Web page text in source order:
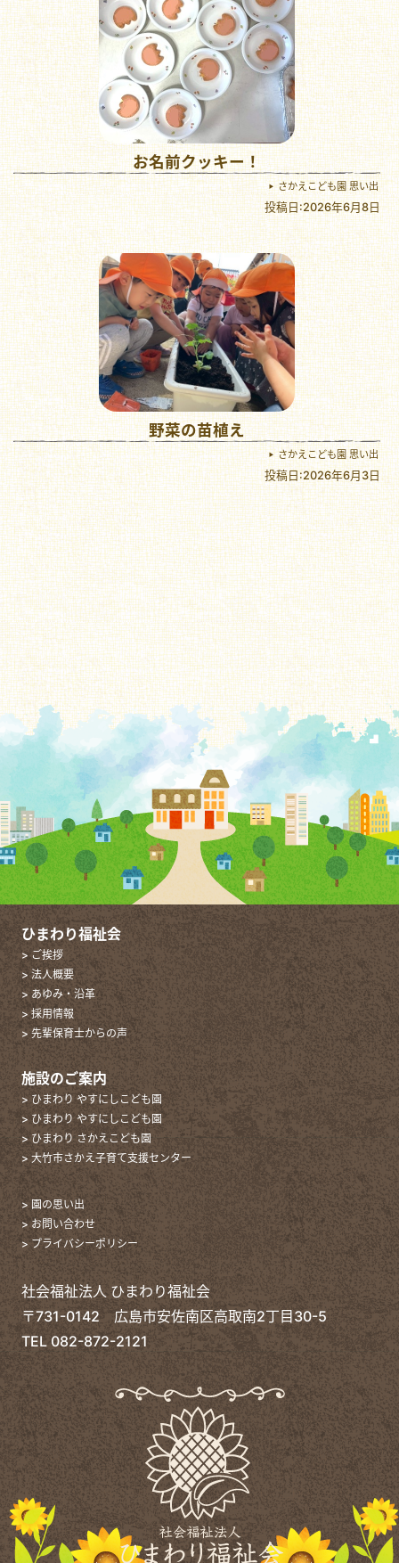
お名前クッキー！
さかえこども園 思い出
投稿日:2026年6月8日
野菜の苗植え
さかえこども園 思い出
投稿日:2026年6月3日
ひまわり福祉会
> ご挨拶
> 法人概要
> あゆみ・沿革
> 採用情報
> 先輩保育士からの声
施設のご案内
> ひまわり やすにしこども園
> ひまわり やすにしこども園
> ひまわり さかえこども園
> 大竹市さかえ子育て支援センター
> 園の思い出
> お問い合わせ
> プライバシーポリシー
社会福祉法人 ひまわり福祉会
〒731-0142 広島市安佐南区高取南2丁目30-5
TEL 082-872-2121